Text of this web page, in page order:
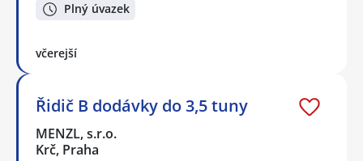
Plný úvazek
včerejší
Řidič B dodávky do 3,5 tuny
MENZL, s.r.o.
Krč, Praha